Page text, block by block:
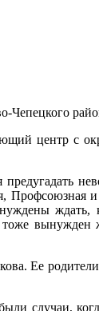
Чепецкого
центр с
Профсоюзная
Ее
случаи,